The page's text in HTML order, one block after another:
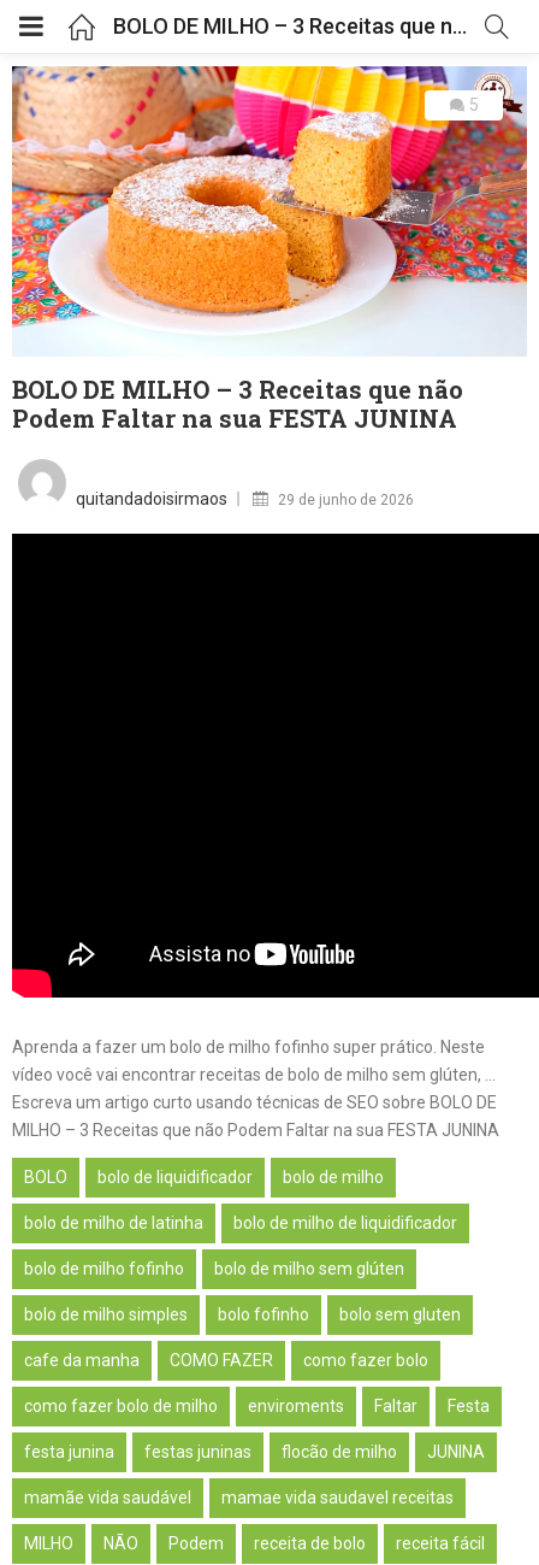
BOLO DE MILHO – 3 Receitas que não Podem Faltar na sua FESTA JUNINA
5
BOLO DE MILHO – 3 Receitas que não
Podem Faltar na sua FESTA JUNINA
quitandadoisirmaos 29 de junho de 2026
Aprenda a fazer um bolo de milho fofinho super prático. Neste
vídeo você vai encontrar receitas de bolo de milho sem glúten, …
Escreva um artigo curto usando técnicas de SEO sobre BOLO DE
MILHO – 3 Receitas que não Podem Faltar na sua FESTA JUNINA
BOLO bolo de liquidificador bolo de milho
bolo de milho de latinha bolo de milho de liquidificador
bolo de milho fofinho bolo de milho sem glúten
bolo de milho simples bolo fofinho bolo sem gluten
cafe da manha COMO FAZER como fazer bolo
como fazer bolo de milho enviroments Faltar Festa
festa junina festas juninas flocão de milho JUNINA
mamãe vida saudável mamae vida saudavel receitas
MILHO NÃO Podem receita de bolo receita fácil